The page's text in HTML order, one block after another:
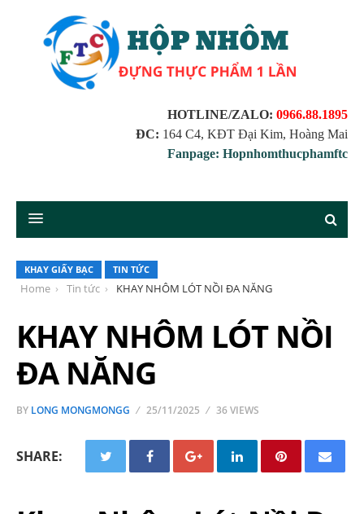
HOTLINE/ZALO: 0966.88.1895
ĐC: 164 C4, KĐT Đại Kim, Hoàng Mai
Fanpage: Hopnhomthucphamftc
KHAY GIẤY BẠC TIN TỨC
Home Tin tức KHAY NHÔM LÓT NỒI ĐA NĂNG
KHAY NHÔM LÓT NỒI
ĐA NĂNG
BY LONG MONGMONGG 25/11/2025 36 VIEWS
SHARE: